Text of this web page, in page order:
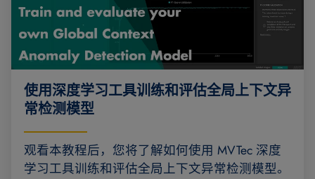
使用深度学习工具训练和评估全局上下文异
常检测模型
观看本教程后，您将了解如何使用 MVTec 深度
学习工具训练和评估全局上下文异常检测模型。